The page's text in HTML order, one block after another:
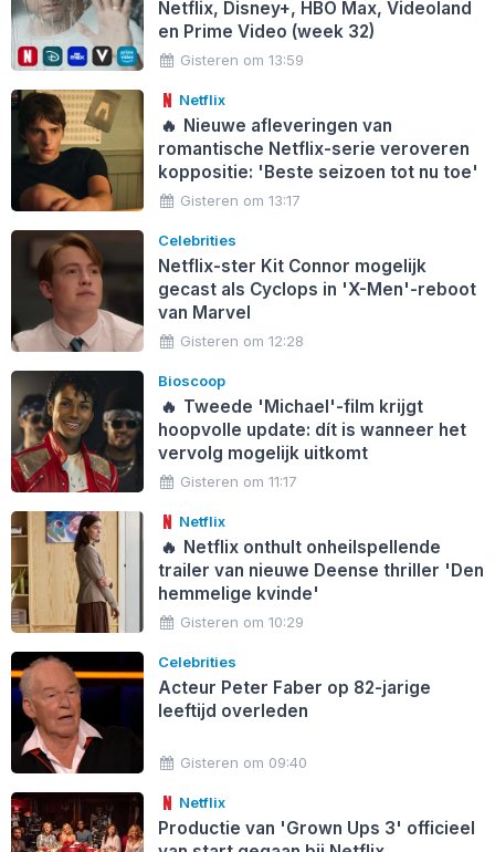
Netflix, Disney+, HBO Max, Videoland
en Prime Video (week 32)
Gisteren om 13:59
Netflix
🔥 Nieuwe afleveringen van
romantische Netflix-serie veroveren
koppositie: 'Beste seizoen tot nu toe'
Gisteren om 13:17
Celebrities
Netflix-ster Kit Connor mogelijk
gecast als Cyclops in 'X-Men'-reboot
van Marvel
Gisteren om 12:28
Bioscoop
🔥 Tweede 'Michael'-film krijgt
hoopvolle update: dít is wanneer het
vervolg mogelijk uitkomt
Gisteren om 11:17
Netflix
🔥 Netflix onthult onheilspellende
trailer van nieuwe Deense thriller 'Den
hemmelige kvinde'
Gisteren om 10:29
Celebrities
Acteur Peter Faber op 82-jarige
leeftijd overleden
Gisteren om 09:40
Netflix
Productie van 'Grown Ups 3' officieel